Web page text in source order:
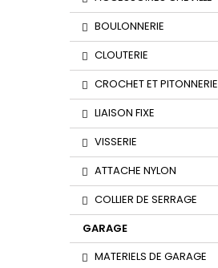
BOULONNERIE
CLOUTERIE
CROCHET ET PITONNERIE
LIAISON FIXE
VISSERIE
ATTACHE NYLON
COLLIER DE SERRAGE
GARAGE
MATERIELS DE GARAGE